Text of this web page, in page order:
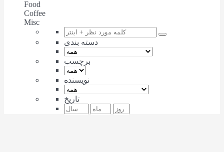
Food
Coffee
Misc
دسته بندی
برچسب
نویسنده
تاریخ